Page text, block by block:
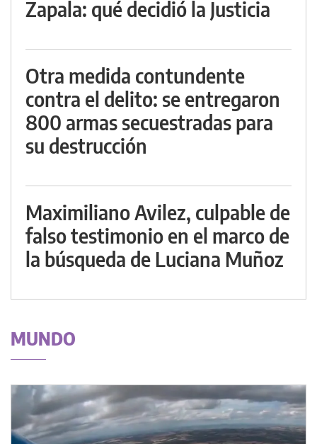
Zapala: qué decidió la Justicia
Otra medida contundente
contra el delito: se entregaron
800 armas secuestradas para
su destrucción
Maximiliano Avilez, culpable de
falso testimonio en el marco de
la búsqueda de Luciana Muñoz
MUNDO